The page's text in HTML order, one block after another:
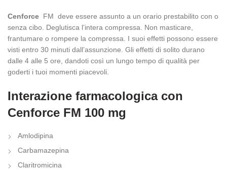
Cenforce FM deve essere assunto a un orario prestabilito con o
senza cibo. Deglutisca l’intera compressa. Non masticare,
frantumare o rompere la compressa. I suoi effetti possono essere
visti entro 30 minuti dall’assunzione. Gli effetti di solito durano
dalle 4 alle 5 ore, dandoti così un lungo tempo di qualità per
goderti i tuoi momenti piacevoli.
Interazione farmacologica con
Cenforce FM 100 mg
Amlodipina
Carbamazepina
Claritromicina